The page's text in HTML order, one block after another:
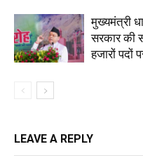
मुख्यमंत्री
सरकार की
हजारों पदों
LEAVE A REPLY